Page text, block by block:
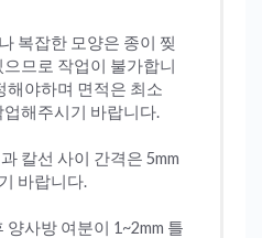
복잡한 모양은 종이 찢
므로 작업이 불가합니
해야하며 면적은 최소
업해주시기 바랍니다.
칼선 사이 간격은 5mm
바랍니다.
양사방 여분이 1~2mm 틀